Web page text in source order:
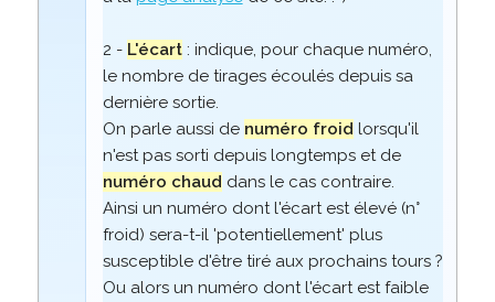
2 - L'écart: indique, pour chaque numéro,
le nombre de tirages écoulés depuis sa
dernière sortie.
On parle aussi de numéro froid lorsqu'il
n'est pas sorti depuis longtemps et de
numéro chaud dans le cas contraire.
Ainsi un numéro dont l'écart est élevé (n°
froid) sera-t-il 'potentiellement' plus
susceptible d'être tiré aux prochains tours ?
Ou alors un numéro dont l'écart est faible